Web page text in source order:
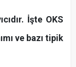
İşte OKS
ve bazı tipik